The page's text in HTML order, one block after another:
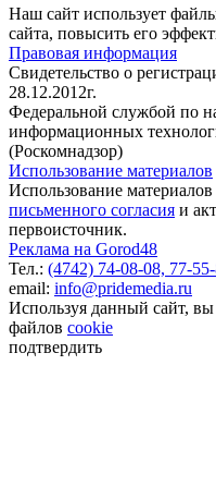
Наш сайт использует
сайта, повысить его
Правовая информация
Свидетельство о
28.12.2012г.
Федеральной службой по
информационных
(Роскомнадзор)
Использование материалов
Использование
письменного согласия и
первоисточник.
Реклама на Gorod48
Тел.: (4742) 74-08-08, 77-
email: info@pridemedia.ru
Используя данный сайт, вы
файлов cookie
подтвердить